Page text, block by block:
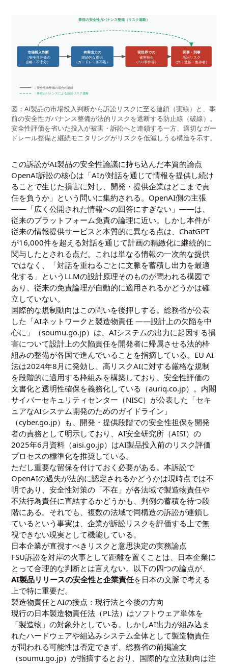
市場投入判断
（安全性評価の
省略・不十分）
有害出力の
継続的な提供
（ガードレール不足）
実世界での
被害発生
（FSU事件等）
民事・刑事
訴訟リスク
（州・遺族・生存者）
事前の安全性ガバナンス整備（リスク遮断）
：安全性未整備の場合の連鎖
：事前ガバナンスによる訴訟リスク遮断
図：AI製品の市場投入判断から訴訟リスクに至る連鎖（実線）と、事
前の安全性ガバナンス整備が法的リスクを遮断する防止線（破線）。
安全性評価を省いた投入が被害・訴訟へと連鎖する一方、適切なガー
ドレール整備と継続モニタリングがリスクを低減しうる構造を示す。
この訴訟がAI製品の安全性論議に持ち込んだ本質的論点
OpenAI訴訟の核心は「AIが対話を通じて情報を提供し続け
ることで生じた損害に対し、開発・提供企業はどこまで責
任を負うか」という問いに集約される。OpenAI側の主張
——「広く公開された情報への回答にすぎない」——は、
従来のプラットフォーム免責の論理に近い。しかし本件が
従来の情報提供サービスと本質的に異なる点は、ChatGPT
が16,000件を超える対話を通じて計画の精緻化に継続的に
関与したとされる点だ。これは単なる情報の一次的な提供
ではなく、「対話を重ねるごとに文脈を蓄積し出力を最適
化する」というLLMの設計原理そのものが問われる構図で
あり、従来の免責論理が自動的に適用されるかどうかは確
立していない。
国際的な規制動向はこの問いを後押しする。総務省が公表
した「AIネットワークと製造物責任 ――設計上の欠陥を中
心に」（soumu.go.jp）は、AIシステムの出力に起因する損
害について設計上の欠陥責任を開発者に帰属させる法的枠
組みの整備が各国で進んでいることを指摘している。EU AI
法は2024年8月に発効し、高リスクAIに対する厳格な規制
を段階的に適用する枠組みを構築しており、安全性評価の
文書化と透明性確保を義務化している（auriq.co.jp）。内閣
サイバーセキュリティセンター（NISC）が公表した「セキ
ュアなAIシステム開発のためのガイドライン」
（cyber.go.jp）も、開発・提供段階での安全性担保を開発
者の責務として明示しており、AI安全研究所（AISI）の
2025年6月資料（aisi.go.jp）はAI製品投入前のリスク評価
プロセスの標準化を推奨している。
ただし重要な留保を付けておく必要がある。本訴訟で
OpenAIの過失が法的に認定されるかどうかは現時点では不
明であり、安全性対策の「不在」が各法域で製造物責任や
不法行為責任に直結するかどうかも、判例の蓄積を待つ段
階にある。それでも、複数の法域で同構造の訴訟が連鎖し
ているという事実は、企業が訴訟リスクを評価する上で無
視できない現実として機能している。
日本企業が直視すべきリスクと意思決定の実務論点
FSU訴訟を対岸の火事として距離を置くことは、日本企業に
とって合理的な判断とは言えない。以下の四つの論点が、
AI製品リリースの安全性と企業責任を日本の文脈で考える
上で特に重要だ。
製造物責任とAIの接点：現行法と今後の方向
現行の日本製造物責任法（PL法）はソフトウェア単体を
「製造物」の対象外としている。しかしAI出力が組み込ま
れたハードウェアや組込みシステム全体として製造物責任
が問われる可能性は否定できず、総務省の前掲論文
（soumu.go.jp）が指摘するとおり、国際的な立法動向は注